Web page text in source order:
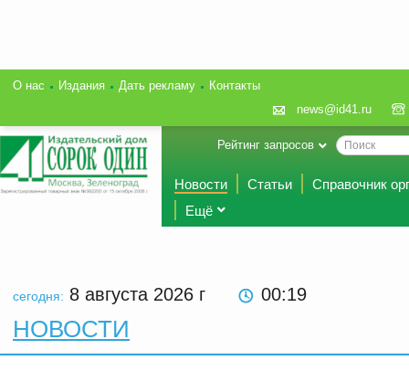
О нас Издания Дать рекламу
Контакты
news@id41.ru
Рейтинг запросов
Новости Статьи
Справочник
Ещё
сегодня: 8 августа 2026 г 00:19
НОВОСТИ